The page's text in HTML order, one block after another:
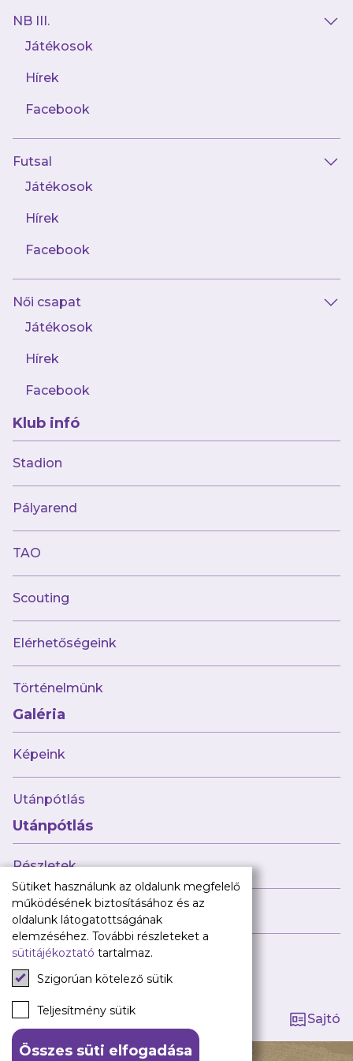
NB III.
Játékosok
Hírek
Facebook
Futsal
Játékosok
Hírek
Facebook
Női csapat
Játékosok
Hírek
Facebook
Klub infó
Stadion
Pályarend
TAO
Scouting
Elérhetőségeink
Történelmünk
Galéria
Képeink
Utánpótlás
Utánpótlás
Részletek
Híreink
Tagság kezelése
Sajtó
mérkőzéseket és exkluzív tartalmakat elsőként!
AJÁNLÓ
Újabb hatgólos mérkőzésen nyertünk,
Múltunk
Jelenünk
Meccseink
Híreink
Csapataink
Galéria
Utánpótlás
Babaváró
ajándékcsomag
Újpest FC
TAO
Klub infó
Sajtó
Press Kit
Újpest FC Shop
Digitális felületeink
Facebook
Instagram
Tiktok
Youtube
Spotify
Sütiket használunk az oldalunk megfelelő
működésének biztosításához és az
oldalunk látogatottságának
elemzéséhez. További részleteket a
sütitájékoztató tartalmaz.
Szigorúan kötelező sütik
Teljesítmény sütik
Összes süti elfogadása